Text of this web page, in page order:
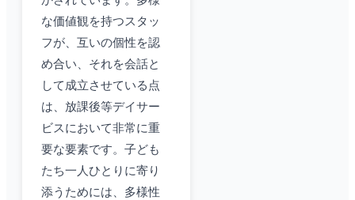
な価値観を持つスタッ
フが、互いの個性を認
め合い、それを会話と
して成立させている点
は、放課後等デイサー
ビスにおいて非常に重
要な要素です。子ども
たち一人ひとりに寄り
添うためには、多様性